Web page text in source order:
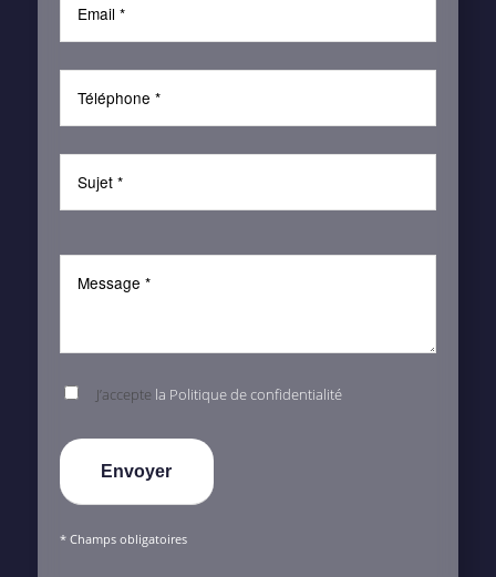
J’accepte la Politique de confidentialité
* Champs obligatoires